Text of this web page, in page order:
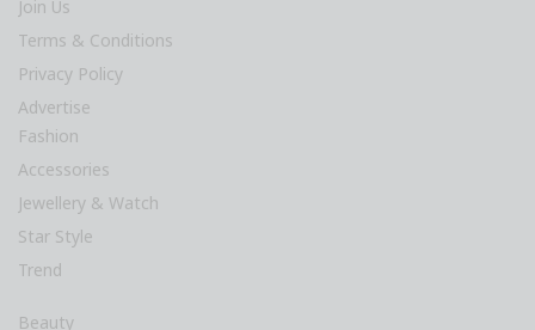
Privacy Policy
Advertise
Fashion
Accessories
Jewellery & Watch
Star Style
Trend
Beauty
Beauty Report